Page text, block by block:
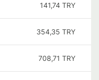
141,74 TRY
354,35 TRY
708,71 TRY